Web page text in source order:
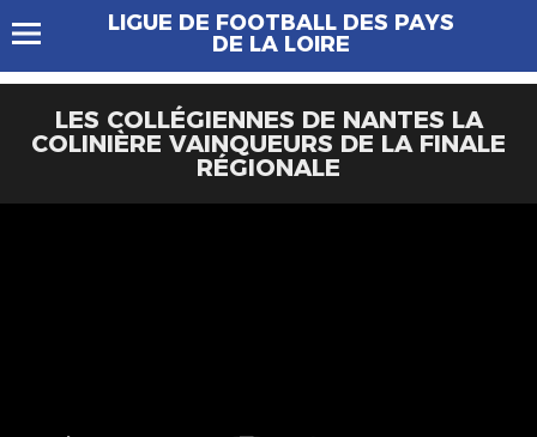
LIGUE DE FOOTBALL DES PAYS
DE LA LOIRE
LES COLLÉGIENNES DE NANTES LA
COLINIÈRE VAINQUEURS DE LA FINALE
RÉGIONALE